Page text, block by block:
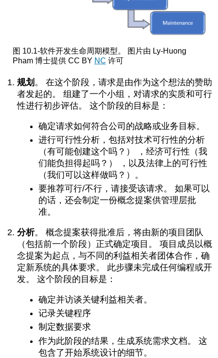
图 10.1-软件开发生命周期模型。 图片由 Ly-Huong
Pham 博士提供 CC BY NC 许可
规划 。 在这个阶段，请求是由作为这个想法的赞助
者发起的。 组建了一个小组，对请求的实质和可行
性进行初步评估。 这个阶段的目标是：
确定请求如何符合公司的战略或业务目标。
进行可行性分析，包括对技术可行性的分析
（有可能创建这个吗？） ，经济可行性（我
们能负担得起吗？） ，以及法律上的可行性
（我们可以这样做吗？）。
要推荐可行/不行，请接受该请求。 如果可以
的话，还会制定一份概念提案供管理层批
准。
分析。概念提案获得批准后，将由新的项目团队
（包括前一个阶段）正式确定项目。 项目成员以概
念提案为起点，与不同的利益相关者团体合作，确
定新系统的具体要求。 此步骤未完成任何编程或开
发。 这个阶段的目标是：
确定并访谈关键利益相关者。
记录关键程序
制定数据要求
作为此阶段的结果，生成系统需求文档。 这
包含了开始系统设计的细节。